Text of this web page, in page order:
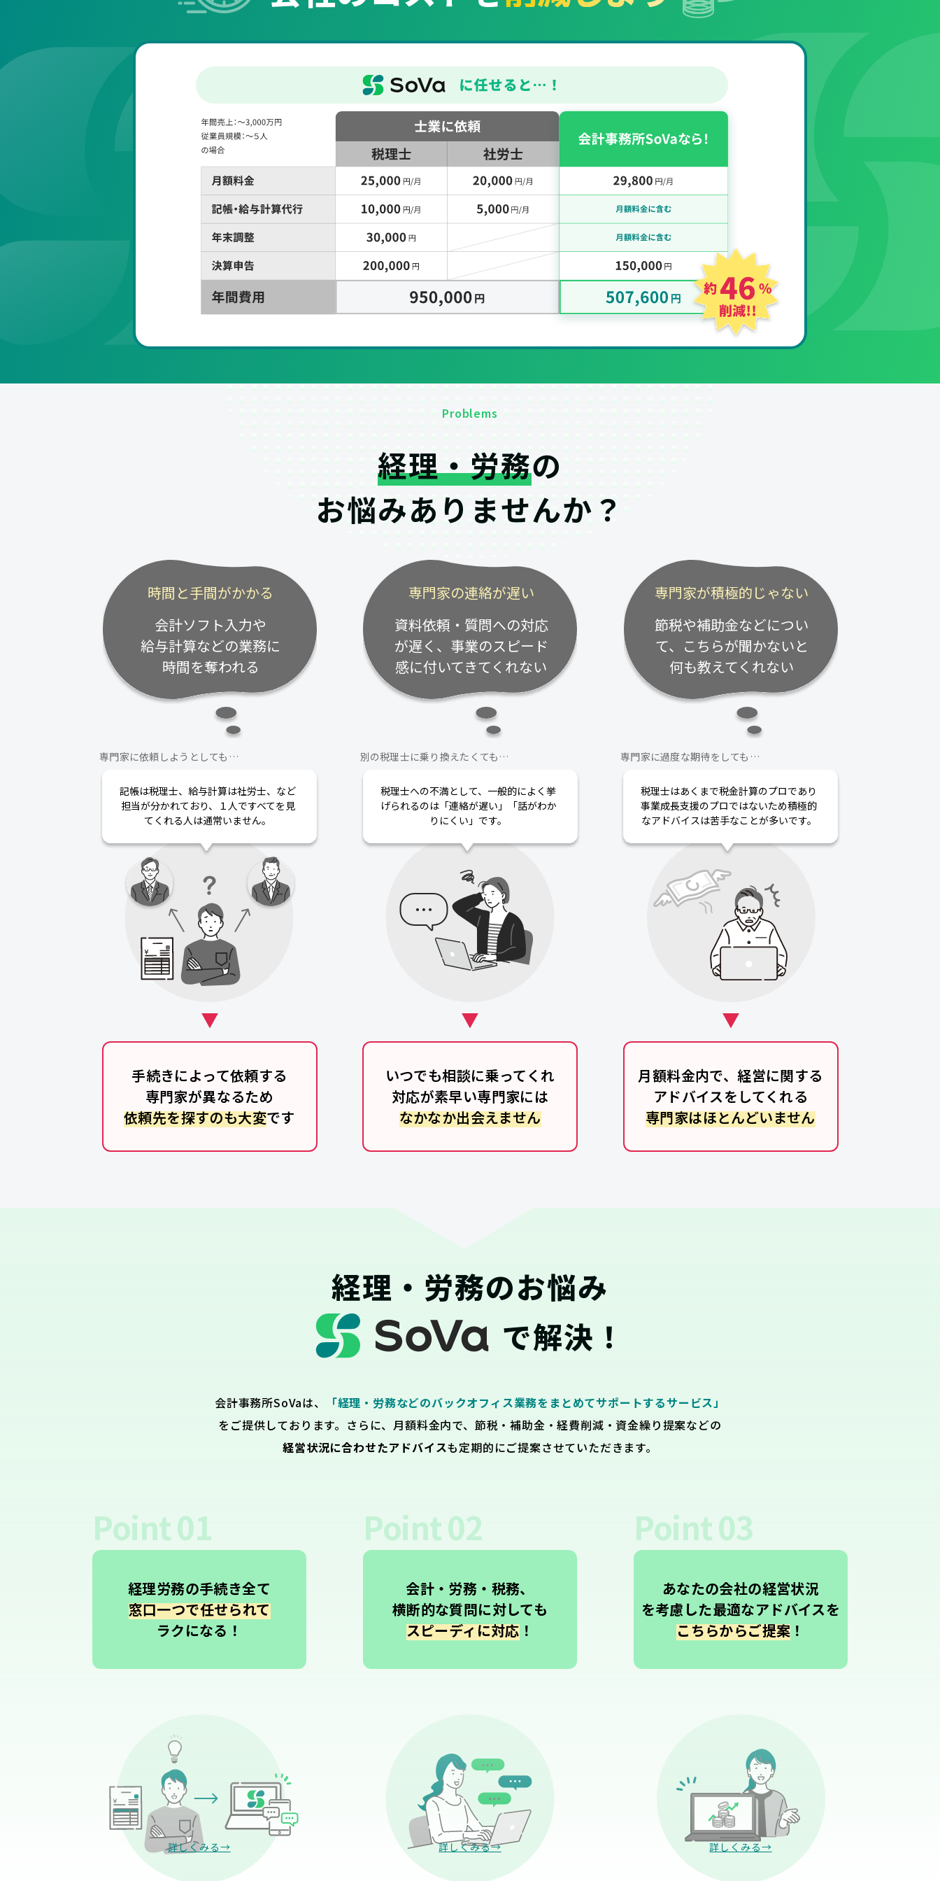
Problems
経理・労務の
お悩みありませんか？
時間と手間がかかる
会計ソフト入力や
給与計算などの業務に
時間を奪われる
専門家に依頼しようとしても…
記帳は税理士、給与計算は社労士、など
担当が分かれており、１人ですべてを見
てくれる人は通常いません。
手続きによって依頼する
専門家が異なるため
依頼先を探すのも大変です
専門家の連絡が遅い
資料依頼・質問への対応
が遅く、事業のスピード
感に付いてきてくれない
別の税理士に乗り換えたくても…
税理士への不満として、一般的によく挙
げられるのは「連絡が遅い」「話がわか
りにくい」です。
いつでも相談に乗ってくれ
対応が素早い専門家には
なかなか出会えません
専門家が積極的じゃない
節税や補助金などについ
て、こちらが聞かないと
何も教えてくれない
専門家に過度な期待をしても…
税理士はあくまで税金計算のプロであり
事業成長支援のプロではないため積極的
なアドバイスは苦手なことが多いです。
月額料金内で、経営に関する
アドバイスをしてくれる
専門家はほとんどいません
経理・労務のお悩み
で解決！
会計事務所SoVaは、
「経理・労務などのバックオフィス業務をまとめてサポートするサービス」
をご提供しております。さらに、月額料金内で、節税・補助金・経費削減・資金繰り提案などの
経営状況に合わせたアドバイスも定期的にご提案させていただきます。
Point01
経理労務の手続き全て
窓口一つで任せられて
ラクになる！
詳しくみる→
Point02
会計・労務・税務、
横断的な質問に対しても
スピーディに対応！
詳しくみる→
Point03
あなたの会社の経営状況
を考慮した最適なアドバイスを
こちらからご提案 ！
詳しくみる→